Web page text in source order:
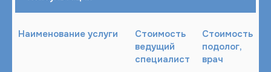
Наименование услуги
Стоимость
ведущий
специалист
Стоимость
подолог,
врач